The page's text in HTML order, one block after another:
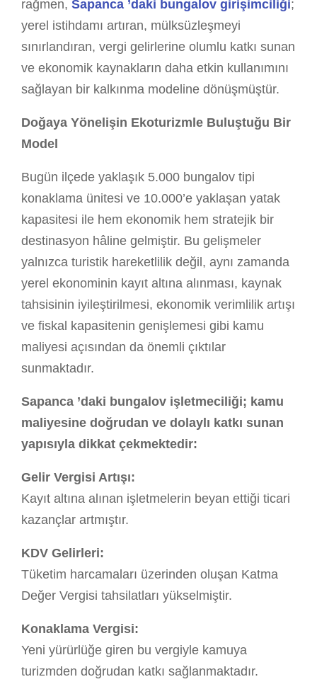
rağmen, Sapanca ’daki bungalov girişimciliği;
yerel istihdamı artıran, mülksüzleşmeyi
sınırlandıran, vergi gelirlerine olumlu katkı sunan
ve ekonomik kaynakların daha etkin kullanımını
sağlayan bir kalkınma modeline dönüşmüştür.
Doğaya Yönelişin Ekoturizmle Buluştuğu Bir
Model
Bugün ilçede yaklaşık 5.000 bungalov tipi
konaklama ünitesi ve 10.000’e yaklaşan yatak
kapasitesi ile hem ekonomik hem stratejik bir
destinasyon hâline gelmiştir. Bu gelişmeler
yalnızca turistik hareketlilik değil, aynı zamanda
yerel ekonominin kayıt altına alınması, kaynak
tahsisinin iyileştirilmesi, ekonomik verimlilik artışı
ve fiskal kapasitenin genişlemesi gibi kamu
maliyesi açısından da önemli çıktılar
sunmaktadır.
Sapanca ’daki bungalov işletmeciliği; kamu
maliyesine doğrudan ve dolaylı katkı sunan
yapısıyla dikkat çekmektedir:
Gelir Vergisi Artışı:
Kayıt altına alınan işletmelerin beyan ettiği ticari
kazançlar artmıştır.
KDV Gelirleri:
Tüketim harcamaları üzerinden oluşan Katma
Değer Vergisi tahsilatları yükselmiştir.
Konaklama Vergisi:
Yeni yürürlüğe giren bu vergiyle kamuya
turizmden doğrudan katkı sağlanmaktadır.